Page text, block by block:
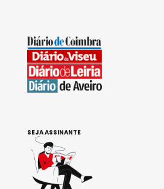
SEJA ASSINANTE